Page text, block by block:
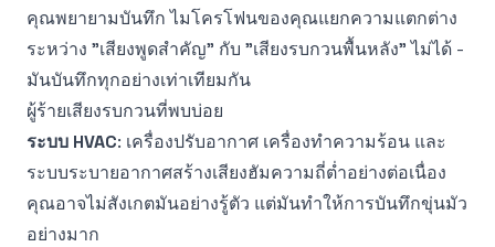
คุณพยายามบันทึก ไมโครโฟนของคุณแยกความแตกต่าง
ระหว่าง "เสียงพูดสำคัญ" กับ "เสียงรบกวนพื้นหลัง" ไม่ได้ -
มันบันทึกทุกอย่างเท่าเทียมกัน
ผู้ร้ายเสียงรบกวนที่พบบ่อย
ระบบ HVAC: เครื่องปรับอากาศ เครื่องทำความร้อน และ
ระบบระบายอากาศสร้างเสียงฮัมความถี่ต่ำอย่างต่อเนื่อง
คุณอาจไม่สังเกตมันอย่างรู้ตัว แต่มันทำให้การบันทึกขุ่นมัว
อย่างมาก